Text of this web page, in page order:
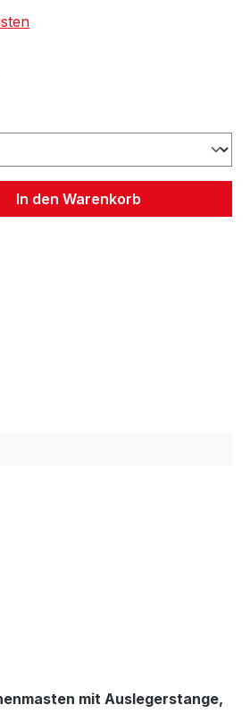
gewünschten Wert
In den Warenkorb
mit Auslegerstange,